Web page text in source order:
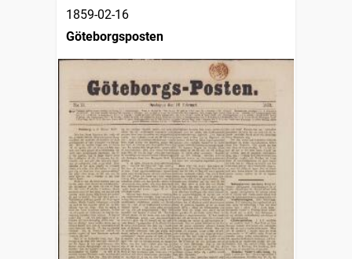
1859-02-16
Göteborgsposten